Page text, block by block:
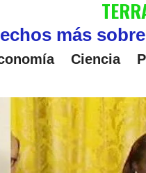
más
Ciencia